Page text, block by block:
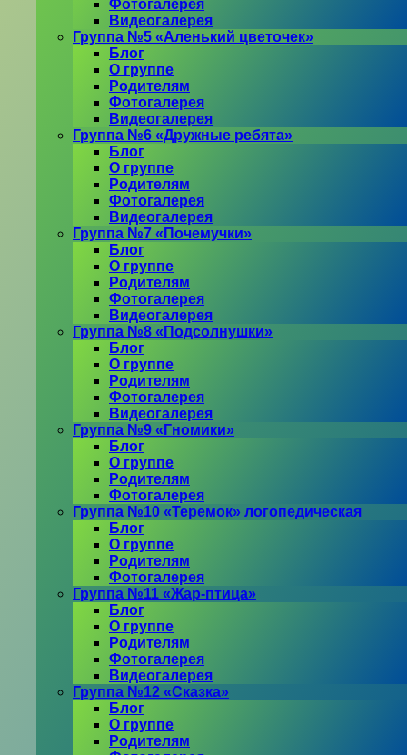
Фотогалерея
Видеогалерея
Группа №5 «Аленький цветочек»
Блог
О группе
Родителям
Фотогалерея
Видеогалерея
Группа №6 «Дружные ребята»
Блог
О группе
Родителям
Фотогалерея
Видеогалерея
Группа №7 «Почемучки»
Блог
О группе
Родителям
Фотогалерея
Видеогалерея
Группа №8 «Подсолнушки»
Блог
О группе
Родителям
Фотогалерея
Видеогалерея
Группа №9 «Гномики»
Блог
О группе
Родителям
Фотогалерея
Группа №10 «Теремок» логопедическая
Блог
О группе
Родителям
Фотогалерея
Группа №11 «Жар-птица»
Блог
О группе
Родителям
Фотогалерея
Видеогалерея
Группа №12 «Сказка»
Блог
О группе
Родителям